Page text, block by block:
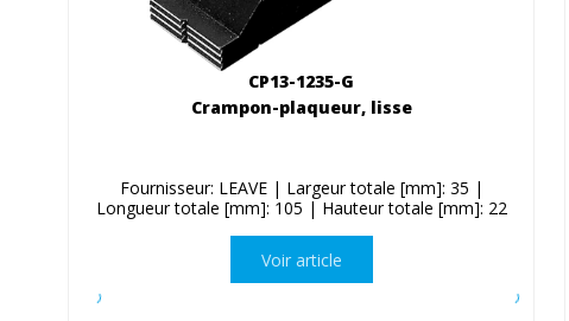
CP13-1235-G
Crampon-plaqueur, lisse
Fournisseur: LEAVE | Largeur totale [mm]: 35 |
Longueur totale [mm]: 105 | Hauteur totale [mm]: 22
Voir article